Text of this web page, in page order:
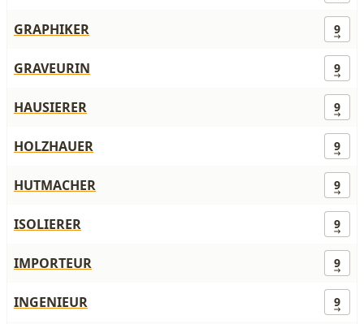
GRAPHIKER 9
GRAVEURIN 9
HAUSIERER 9
HOLZHAUER 9
HUTMACHER 9
ISOLIERER 9
IMPORTEUR 9
INGENIEUR 9